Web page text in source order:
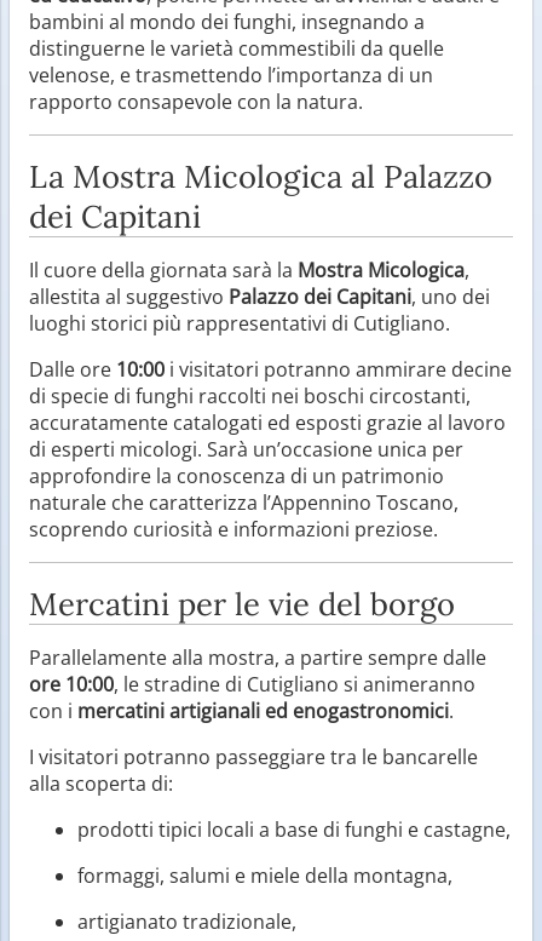
bambini al mondo dei funghi, insegnando a
distinguerne le varietà commestibili da quelle
velenose, e trasmettendo l’importanza di un
rapporto consapevole con la natura.
La Mostra Micologica al Palazzo
dei Capitani
Il cuore della giornata sarà la Mostra Micologica,
allestita al suggestivo Palazzo dei Capitani, uno dei
luoghi storici più rappresentativi di Cutigliano.
Dalle ore 10:00 i visitatori potranno ammirare decine
di specie di funghi raccolti nei boschi circostanti,
accuratamente catalogati ed esposti grazie al lavoro
di esperti micologi. Sarà un’occasione unica per
approfondire la conoscenza di un patrimonio
naturale che caratterizza l’Appennino Toscano,
scoprendo curiosità e informazioni preziose.
Mercatini per le vie del borgo
Parallelamente alla mostra, a partire sempre dalle
ore 10:00, le stradine di Cutigliano si animeranno
con i mercatini artigianali ed enogastronomici.
I visitatori potranno passeggiare tra le bancarelle
alla scoperta di:
prodotti tipici locali a base di funghi e castagne,
formaggi, salumi e miele della montagna,
artigianato tradizionale,